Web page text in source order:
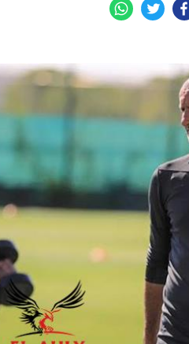
Facebook
Twitter